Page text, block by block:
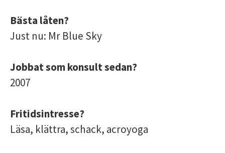
Bästa låten?
Just nu: Mr Blue Sky
Jobbat som konsult sedan?
2007
Fritidsintresse?
Läsa, klättra, schack, acroyoga